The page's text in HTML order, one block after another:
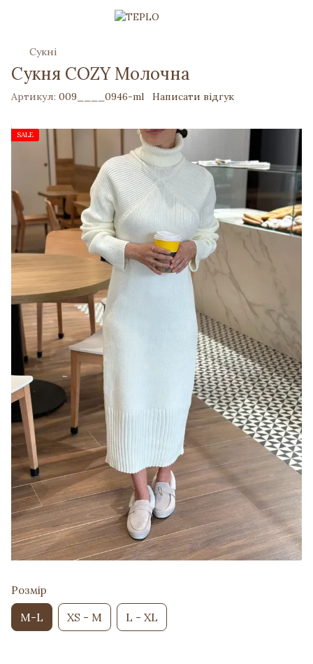
Сукні
Сукня COZY Молочна
Артикул: 009____0946-ml Написати відгук
SALE
Розмір
M-L XS - M L - XL